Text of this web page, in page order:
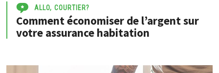
ALLO, COURTIER?
Comment économiser de l’argent sur
votre assurance habitation